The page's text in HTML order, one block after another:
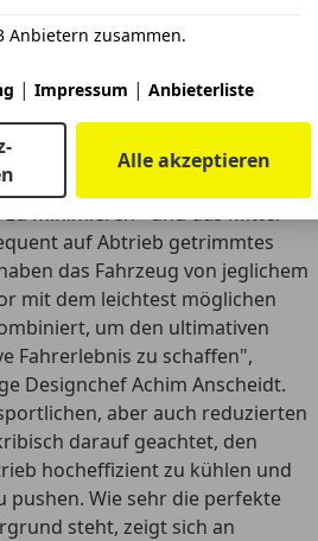
der Hypercars von Bugatti
oder anderweitige
wechselt.
Bugatti Bolide ist neben dem
das entscheidende Kriterium
minimieren - und das Mittel
auf Abtrieb getrimmtes
das Fahrzeug von jeglichem
mit dem leichtest möglichen
um den ultimativen
Fahrerlebnis zu schaffen",
Designchef Achim Anscheidt.
aber auch reduzierten
darauf geachtet, den
hocheffizient zu kühlen und
pushen. Wie sehr die perfekte
steht, zeigt sich an
Anbietern zusammen.
| Impressum | Anbieterliste
Alle akzeptieren